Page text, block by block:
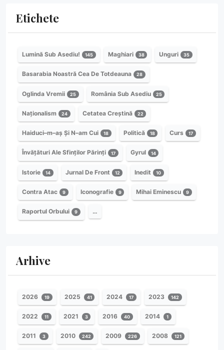
Etichete
Lumină Sub Asediu! 145 Maghiari 38 Unguri 35
Basarabia Noastră Cea De Totdeauna 28
Oglinda Vremii 25 România Sub Asediu 25
Naționalism 24 Cetatea Creștină 22
Haiduci–m–aș Și N–am Cui 18 Politică 18 Curs 17
Învățături Ale Sfinților Părinți 17 Gyrul 14
Istorie 14 Jurnal De Front 12 Inedit 10
Contra Atac 9 Iconografie 9 Mihai Eminescu 9
Raportul Orbului 9 …
Arhive
2026 19 2025 41 2024 17 2023 142
2022 11 2021 3 2016 40 2014 1
2011 3 2010 242 2009 226 2008 121